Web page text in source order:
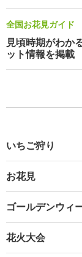
全国お花見ガイド
見頃時期がわか
ット情報を掲載
いちご狩り
お花見
ゴールデンウィ
花火大会